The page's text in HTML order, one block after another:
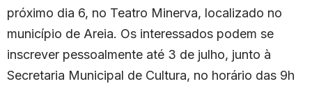
próximo dia 6, no Teatro Minerva, localizado no
município de Areia. Os interessados podem se
inscrever pessoalmente até 3 de julho, junto à
Secretaria Municipal de Cultura, no horário das 9h